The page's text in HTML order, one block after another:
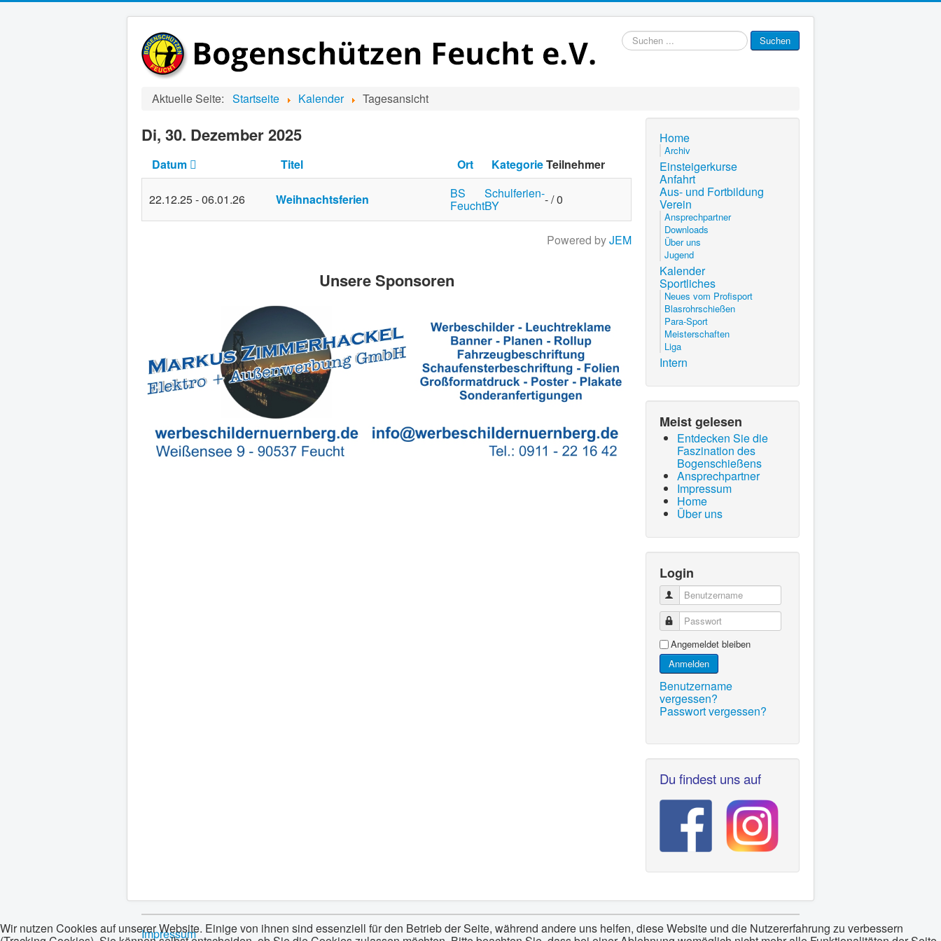
Suchen
...
Suchen
Aktuelle Seite: Startseite Kalender Tagesansicht
Di, 30. Dezember 2025
Datum Titel Ort KategorieTeilnehmer
22.12.25-06.01.26 Weihnachtsferien BS
Feucht
Schulferien-
BY - / 0
Powered byJEM
Unsere Sponsoren
Home
Archiv
Einsteigerkurse
Anfahrt
Aus- und Fortbildung
Verein
Ansprechpartner
Downloads
Über uns
Jugend
Kalender
Sportliches
Neues vom Profisport
Blasrohrschießen
Para-Sport
Meisterschaften
Liga
Intern
Meist gelesen
Entdecken Sie die
Faszination des
Bogenschießens
Ansprechpartner
Impressum
Home
Über uns
Login
Benutzername
Passwort
Angemeldet bleiben
Anmelden
Benutzername
vergessen?
Passwort vergessen?
Du findest uns auf
Impressum
Wir nutzen Cookies auf unserer Website. Einige von ihnen sind essenziell für den Betrieb der Seite, während andere uns helfen, diese Website und die Nutzererfahrung zu verbessern